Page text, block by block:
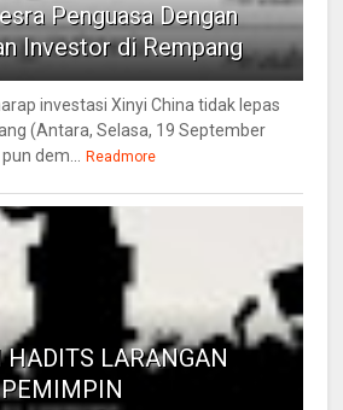
Penguasa Dengan
Investor di Rempang
investasi Xinyi China tidak lepas
(Antara, Selasa, 19 September
dem...
Readmore
LARANGAN